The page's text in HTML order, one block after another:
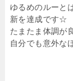
ゆるめのルーと
新を達成です☆
たまたま体調が
自分でも意外な